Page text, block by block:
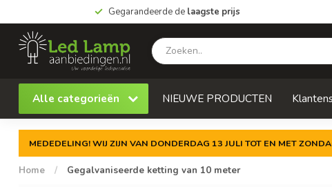
Gegarandeerde de laagste prijs
Alle categorieën NIEUWE PRODUCTEN
MEDEDELING! WIJ ZIJN VAN DONDERDAG 13 JULI TOT EN MET
Home / Gegalvaniseerde ketting van 10 meter